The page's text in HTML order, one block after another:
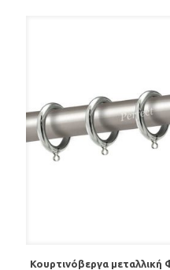
Κουρτινόβεργα μεταλλική